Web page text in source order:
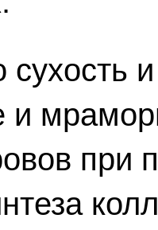
сухость
и
при